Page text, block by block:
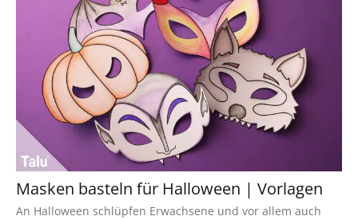
Masken basteln für Halloween | Vorlagen
An Halloween schlüpfen Erwachsene und vor allem auch